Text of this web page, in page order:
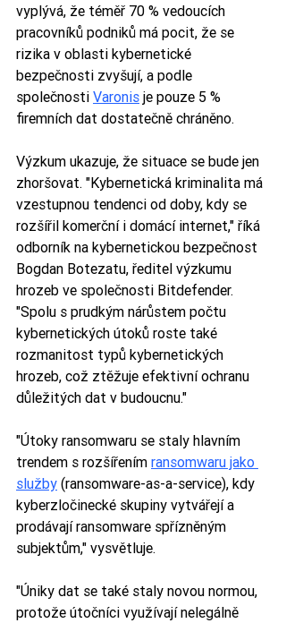
vyplývá, že téměř 70 % vedoucích
pracovníků podniků má pocit, že se
rizika v oblasti kybernetické
bezpečnosti zvyšují, a podle
společnosti Varonis je pouze 5 %
firemních dat dostatečně chráněno.
Výzkum ukazuje, že situace se bude jen
zhoršovat. "Kybernetická kriminalita má
vzestupnou tendenci od doby, kdy se
rozšířil komerční i domácí internet," říká
odborník na kybernetickou bezpečnost
Bogdan Botezatu, ředitel výzkumu
hrozeb ve společnosti Bitdefender.
"Spolu s prudkým nárůstem počtu
kybernetických útoků roste také
rozmanitost typů kybernetických
hrozeb, což ztěžuje efektivní ochranu
důležitých dat v budoucnu."
"Útoky ransomwaru se staly hlavním
trendem s rozšířením ransomwaru jako
služby (ransomware-as-a-service), kdy
kyberzločinecké skupiny vytvářejí a
prodávají ransomware spřízněným
subjektům," vysvětluje.
"Úniky dat se také staly novou normou,
protože útočníci využívají nelegálně